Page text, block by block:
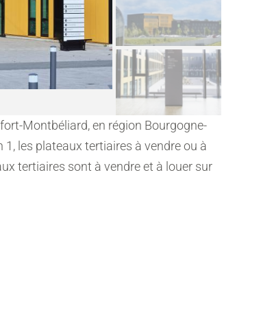
Montbéliard, en région Bourgogne-
les plateaux tertiaires à vendre ou à
tertiaires sont à vendre et à louer sur